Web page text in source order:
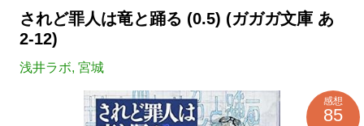
されど罪人は竜と踊る (0.5) (ガガガ文庫 あ
2-12)
浅井ラボ, 宮城
感想
85